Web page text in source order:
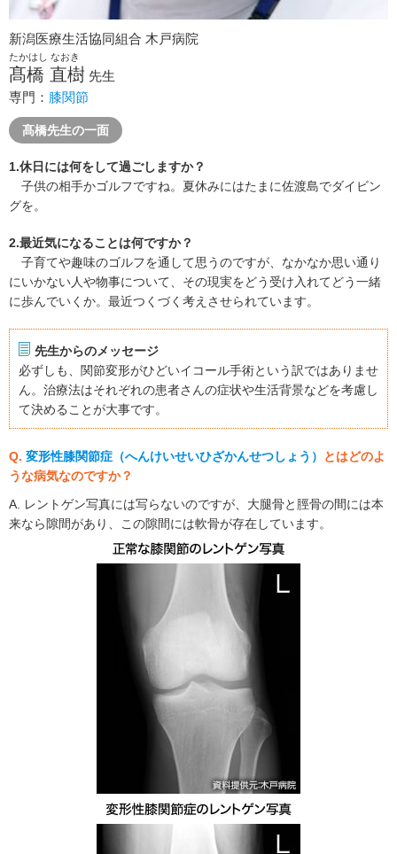
新潟医療生活協同組合 木戸病院
たかはし なおき
髙橋 直樹 先生
専門： 膝関節
髙橋先生の一面
1.休日には何をして過ごしますか？
子供の相手かゴルフですね。夏休みにはたまに佐渡島でダイビン
グを。
2.最近気になることは何ですか？
子育てや趣味のゴルフを通して思うのですが、なかなか思い通り
にいかない人や物事について、その現実をどう受け入れてどう一緒
に歩んでいくか。最近つくづく考えさせられています。
先生からのメッセージ
必ずしも、関節変形がひどいイコール手術という訳ではありませ
ん。治療法はそれぞれの患者さんの症状や生活背景などを考慮し
て決めることが大事です。
Q. 変形性膝関節症（へんけいせいひざかんせつしょう）
とはどのよ
うな病気なのですか？
A. レントゲン写真には写らないのですが、大腿骨と脛骨の間には本
来なら隙間があり、この隙間には軟骨が存在しています。